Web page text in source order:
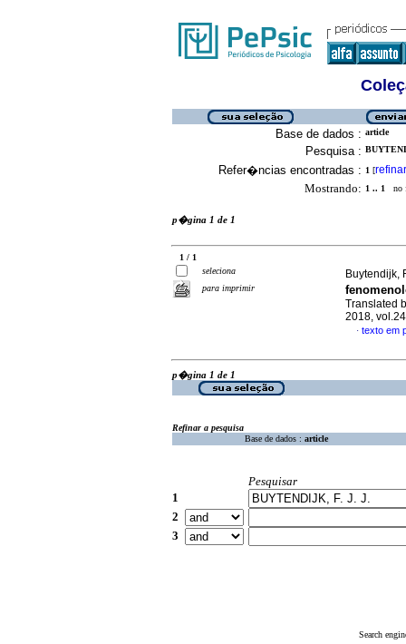
Base de dados : article
Pesquisa :
Refer�ncias encontradas : 1 [refinar
Mostrando: 1 .. 1 no
p�gina 1 de 1
1 / 1
seleciona
para imprimir
Buytendijk,
Translated
2018,
· texto em
p�gina 1 de 1
Refinar a pesquisa
Base de dados : article
Pesquisar
1
2
3
Search